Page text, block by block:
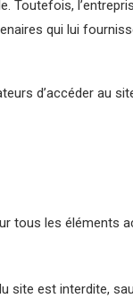
Toutefois,
qui lui
d’accéder au
tous les éléments
est interdite,